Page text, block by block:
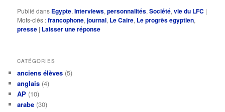
Publié dans Egypte,Interviews,personnalités,Société,vie du LFC |
Mots-clés :francophone,journal, Le Caire, Le progrès egyptien,
presse | Laisser une réponse
CATÉGORIES
anciens élèves (5)
anglais (4)
AP (10)
arabe (30)